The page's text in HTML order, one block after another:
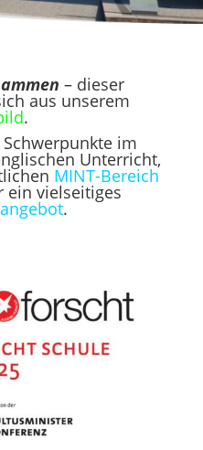
– dieser
aus unserem
.
im
Unterricht,
MINT-Bereich
ein vielseitiges
.